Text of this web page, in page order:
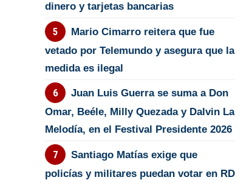
dinero y tarjetas bancarias
Mario Cimarro reitera que fue
vetado por Telemundo y asegura que la
medida es ilegal
Juan Luis Guerra se suma a Don
Omar, Beéle, Milly Quezada y Dalvin La
Melodía, en el Festival Presidente 2026
Santiago Matías exige que
policías y militares puedan votar en RD